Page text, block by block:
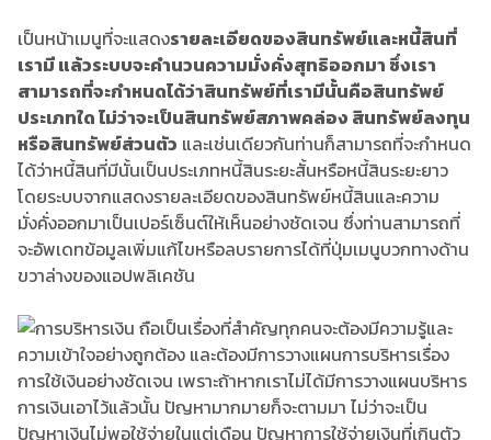
เป็นหน้าเมนูที่จะแสดงรายละเอียดของสินทรัพย์และหนี้สินที่
เรามี แล้วระบบจะคำนวนความมั่งคั่งสุทธิออกมา ซึ่งเรา
สามารถที่จะกำหนดได้ว่าสินทรัพย์ที่เรามีนั้นคือสินทรัพย์
ประเภทใด ไม่ว่าจะเป็นสินทรัพย์สภาพคล่อง สินทรัพย์ลงทุน
หรือสินทรัพย์ส่วนตัว และเช่นเดียวกันท่านก็สามารถที่จะกำหนด
ได้ว่าหนี้สินที่มีนั้นเป็นประเภทหนี้สินระยะสั้นหรือหนี้สินระยะยาว
โดยระบบจากแสดงรายละเอียดของสินทรัพย์หนี้สินและความ
มั่งคั่งออกมาเป็นเปอร์เซ็นต์ให้เห็นอย่างชัดเจน ซึ่งท่านสามารถที่
จะอัพเดทข้อมูลเพิ่มแก้ไขหรือลบรายการได้ที่ปุ่มเมนูบวกทางด้าน
ขวาล่างของแอปพลิเคชัน